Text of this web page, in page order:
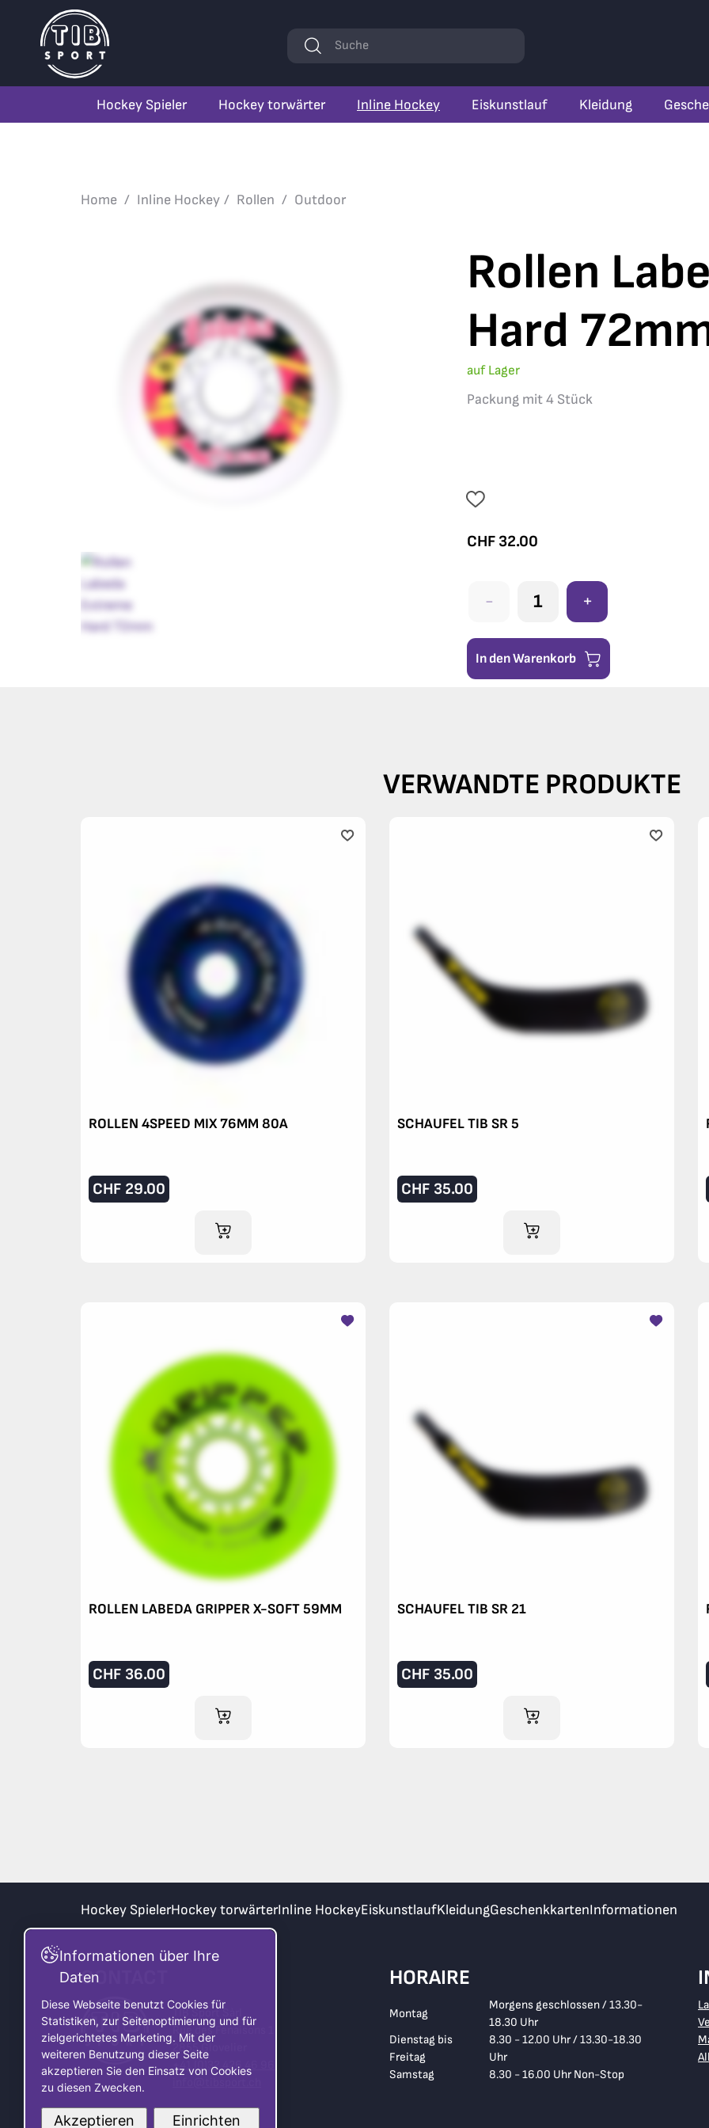
Hockey Spieler Hockey torwärter Inline Hockey Eiskunstlauf Kleidung
Stichwörter
Suchen
Home Inline Hockey Rollen Outdoor
Rollen
Hard
auf Lager
Packung mit 4 Stück
CHF 32.00
- +
In den Warenkorb
VERWANDTE PRODUKTE
ROLLEN 4SPEED MIX 76MM 80A
CHF 29.00
IM WARENKORB
SCHAUFEL TIB SR 5
CHF 35.00
IM WARENKORB
ROLLEN LABEDA GRIPPER X-SOFT 59MM
CHF 36.00
IM WARENKORB
SCHAUFEL TIB SR 21
CHF 35.00
IM WARENKORB
Hockey SpielerHockey torwärterInline HockeyEiskunstlaufKleidungGeschenkkartenInformationen
CONTACT
TIB Sport Sàrl
Rue des Fenaisons 1
2855 Glovelier
+41 (0)32 426 46 96
HORAIRE
Montag
Morgens geschlossen / 13.30-
18.30 Uhr
Dienstag bis
Freitag
8.30 - 12.00 Uhr / 13.30-18.30
Uhr
Samstag
8.30 - 16.00 Uhr Non-Stop
Informationen über Ihre
Daten
Diese Webseite benutzt Cookies für
Statistiken, zur Seitenoptimierung und für
zielgerichtetes Marketing. Mit der
weiteren Benutzung dieser Seite
akzeptieren Sie den Einsatz von Cookies
zu diesen Zwecken.
Akzeptieren Einrichten